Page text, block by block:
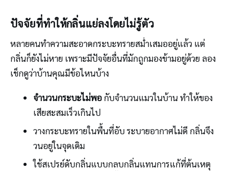
ปัจจัยที่ทำให้กลิ่นแย่ลงโดยไม่รู้ตัว
หลายคนทำความสะอาดกระบะทรายสม่ำเสมออยู่แล้ว แต่
กลิ่นก็ยังไม่หาย เพราะมีปัจจัยอื่นที่มักถูกมองข้ามอยู่ด้วย ลอง
เช็กดูว่าบ้านคุณมีข้อไหนบ้าง
จำนวนกระบะไม่พอกับจำนวนแมวในบ้าน ทำให้ของ
เสียสะสมเร็วเกินไป
วางกระบะทรายในพื้นที่อับ ระบายอากาศไม่ดี กลิ่นจึง
วนอยู่ในจุดเดิม
ใช้สเปรย์ดับกลิ่นแบบกลบกลิ่นแทนการแก้ที่ต้นเหตุ